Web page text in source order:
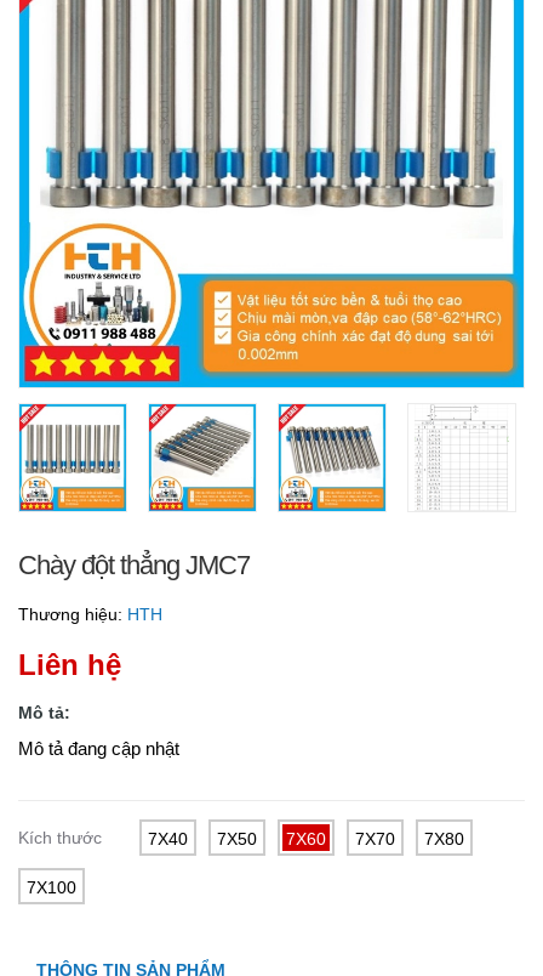
Chày đột thẳng JMC7
Thương hiệu: HTH
Liên hệ
Mô tả:
Mô tả đang cập nhật
Kích thước 7X40 7X50 7X60 7X70 7X80
7X100
THÔNG TIN SẢN PHẨM